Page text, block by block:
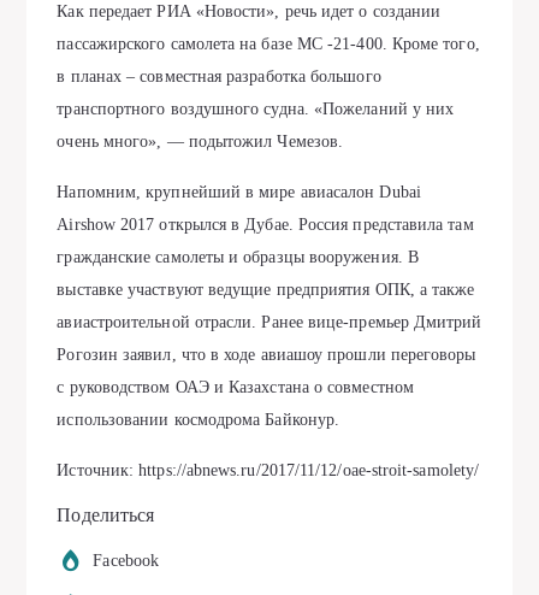
Как передает РИА «Новости», речь идет о создании
пассажирского самолета на базе МС -21-400. Кроме того,
в планах – совместная разработка большого
транспортного воздушного судна. «Пожеланий у них
очень много», — подытожил Чемезов.
Напомним, крупнейший в мире авиасалон Dubai
Airshow 2017 открылся в Дубае. Россия представила там
гражданские самолеты и образцы вооружения. В
выставке участвуют ведущие предприятия ОПК, а также
авиастроительной отрасли. Ранее вице-премьер Дмитрий
Рогозин заявил, что в ходе авиашоу прошли переговоры
с руководством ОАЭ и Казахстана о совместном
использовании космодрома Байконур.
Источник: https://abnews.ru/2017/11/12/oae-stroit-samolety/
Поделиться
Facebook